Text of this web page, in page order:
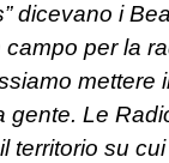
dicevano i
per la
mettere
gente. Le
territorio su